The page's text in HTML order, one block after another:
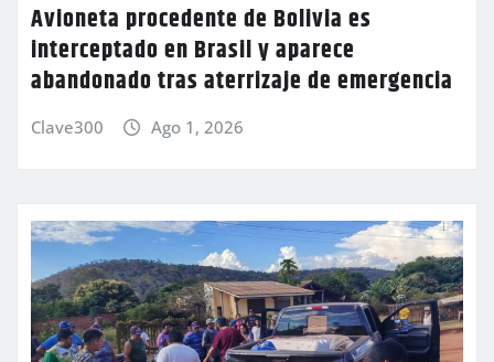
Avioneta procedente de Bolivia es
interceptado en Brasil y aparece
abandonado tras aterrizaje de emergencia
Clave300 Ago 1, 2026